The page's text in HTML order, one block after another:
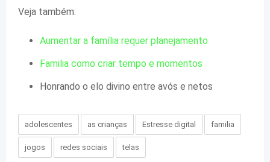
Veja também:
Aumentar a família requer planejamento
Familia como criar tempo e momentos
Honrando o elo divino entre avós e netos
adolescentes as crianças Estresse digital familia
jogos redes sociais telas